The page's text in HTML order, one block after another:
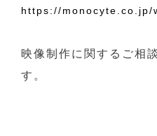
https://monocyte.co.jp/
映像制作に関するご相
す。